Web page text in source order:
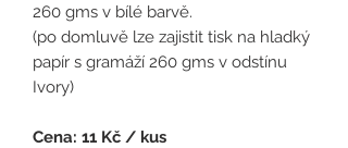
260 gms v bílé barvě.
(po domluvě lze zajistit tisk na hladký
papír s gramáží 260 gms v odstínu
Ivory)
Cena: 11 Kč / kus